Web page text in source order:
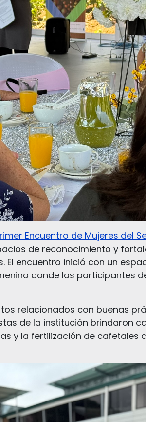
Encuentro de Mujeres del
de reconocimiento y
encuentro inició con un
donde las participantes
relacionados con buenas
de la institución brindaron
y la fertilización de cafetales